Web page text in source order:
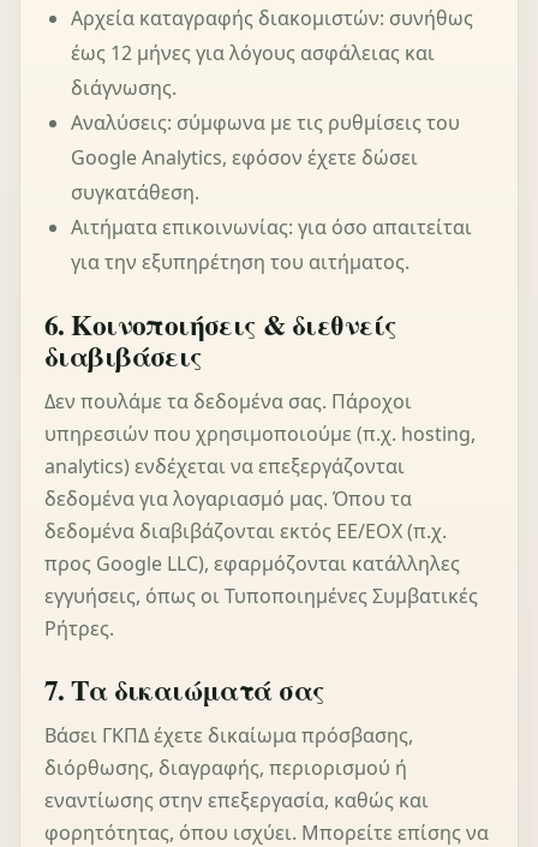
Αρχεία καταγραφής διακομιστών: συνήθως
έως 12 μήνες για λόγους ασφάλειας και
διάγνωσης.
Αναλύσεις: σύμφωνα με τις ρυθμίσεις του
Google Analytics, εφόσον έχετε δώσει
συγκατάθεση.
Αιτήματα επικοινωνίας: για όσο απαιτείται
για την εξυπηρέτηση του αιτήματος.
6. Κοινοποιήσεις & διεθνείς
διαβιβάσεις
Δεν πουλάμε τα δεδομένα σας. Πάροχοι
υπηρεσιών που χρησιμοποιούμε (π.χ. hosting,
analytics) ενδέχεται να επεξεργάζονται
δεδομένα για λογαριασμό μας. Όπου τα
δεδομένα διαβιβάζονται εκτός ΕΕ/ΕΟΧ (π.χ.
προς Google LLC), εφαρμόζονται κατάλληλες
εγγυήσεις, όπως οι Τυποποιημένες Συμβατικές
Ρήτρες.
7. Τα δικαιώματά σας
Βάσει ΓΚΠΔ έχετε δικαίωμα πρόσβασης,
διόρθωσης, διαγραφής, περιορισμού ή
εναντίωσης στην επεξεργασία, καθώς και
φορητότητας, όπου ισχύει. Μπορείτε επίσης να